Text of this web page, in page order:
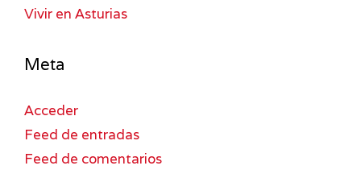
Vivir en Asturias
Meta
Acceder
Feed de entradas
Feed de comentarios